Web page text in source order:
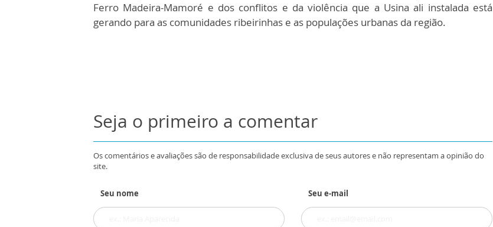
Ferro Madeira-Mamoré e dos conflitos e da violência que a Usina ali instalada está
gerando para as comunidades ribeirinhas e as populações urbanas da região.
Seja o primeiro a comentar
Os comentários e avaliações são de responsabilidade exclusiva de seus autores e não representam a opinião do
site.
Seu nome Seu e-mail